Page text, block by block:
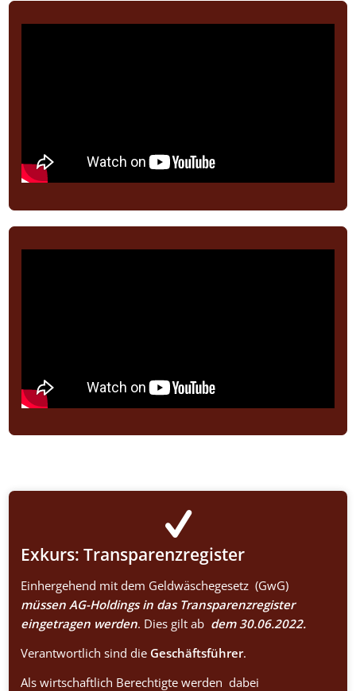
Exkurs: Transparenzregister
Einhergehend mit dem Geldwäschegesetz (GwG)
müssen AG-Holdings in das Transparenzregister
eingetragen werden. Dies gilt ab dem 30.06.2022.
Verantwortlich sind die Geschäftsführer.
Als wirtschaftlich Berechtigte werden dabei